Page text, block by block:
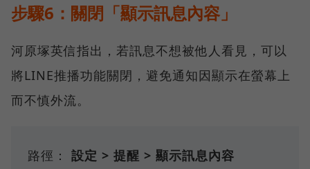
步驟6：關閉「顯示訊息內容」
河原塚英信指出，若訊息不想被他人看見，可以
將LINE推播功能關閉，避免通知因顯示在螢幕上
而不慎外流。
路徑： 設定 > 提醒 > 顯示訊息內容